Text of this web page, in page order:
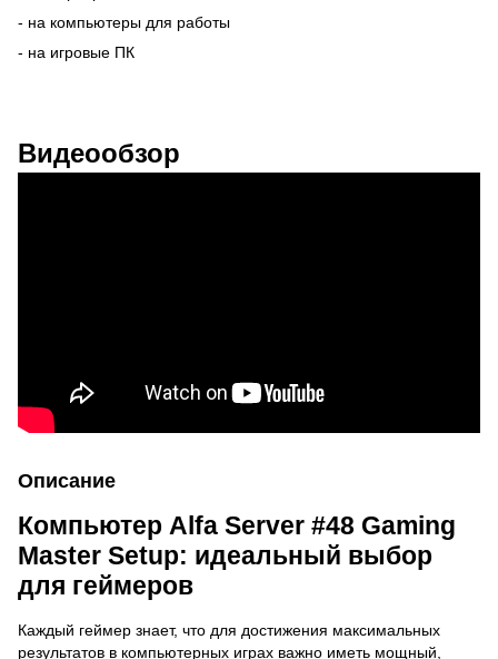
- на компьютеры для работы
- на игровые ПК
Видеообзор
Описание
Компьютер Alfa Server #48 Gaming
Master Setup: идеальный выбор
для геймеров
Каждый геймер знает, что для достижения максимальных
результатов в компьютерных играх важно иметь мощный,